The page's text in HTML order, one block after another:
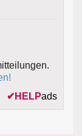
✔ HELPads